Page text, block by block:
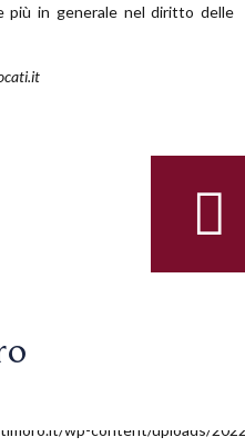
più in generale nel diritto delle